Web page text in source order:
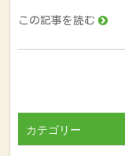
この記事を読む
カテゴリー